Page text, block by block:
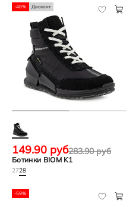
-48% Дисконт
Ботинки BIOM K1
283.90 руб
149.90 руб
2728
-59%